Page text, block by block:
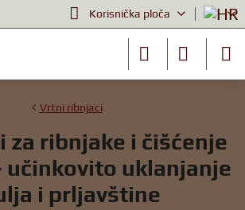
Korisnička ploča
Vrtni ribnjaci
za ribnjake i čišćenje
učinkovito uklanjanje
i prljavštine